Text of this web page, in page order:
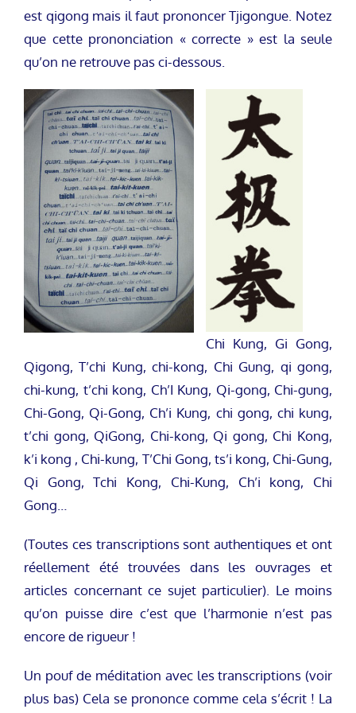
est qigong mais il faut prononcer Tjigongue. Notez
que cette prononciation « correcte » est la seule
qu’on ne retrouve pas ci-dessous.
Chi Kung, Gi Gong,
Qigong, T’chi Kung, chi-kong, Chi Gung, qi gong,
chi-kung, t’chi kong, Ch’I Kung, Qi-gong, Chi-gung,
Chi-Gong, Qi-Gong, Ch’i Kung, chi gong, chi kung,
t’chi gong, QiGong, Chi-kong, Qi gong, Chi Kong,
k’i kong , Chi-kung, T’Chi Gong, ts’i kong, Chi-Gung,
Qi Gong, Tchi Kong, Chi-Kung, Ch’i kong, Chi
Gong…
(Toutes ces transcriptions sont authentiques et ont
réellement été trouvées dans les ouvrages et
articles concernant ce sujet particulier). Le moins
qu’on puisse dire c’est que l’harmonie n’est pas
encore de rigueur !
Un pouf de méditation avec les transcriptions (voir
plus bas) Cela se prononce comme cela s’écrit ! La